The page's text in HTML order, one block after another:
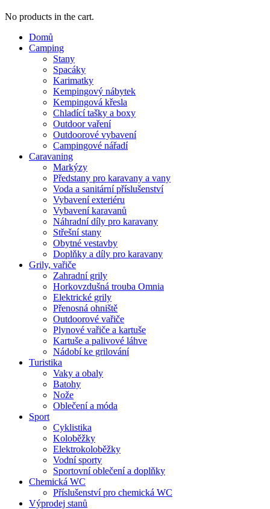
No products in the cart.
Domů
Camping
Stany
Spacáky
Karimatky
Kempingový nábytek
Kempingová křesla
Chladící tašky a boxy
Outdoor vaření
Outdoorové vybavení
Campingové nářadí
Caravaning
Markýzy
Předstany pro karavany a vany
Voda a sanitární příslušenství
Vybavení exteriéru
Vybavení karavanů
Náhradní díly pro karavany
Střešní stany
Obytné vestavby
Doplňky a díly pro karavany
Grily, vařiče
Zahradní grily
Horkovzdušná trouba Omnia
Elektrické grily
Přenosná ohniště
Outdoorové vařiče
Plynové vařiče a kartuše
Kartuše a palivové láhve
Nádobí ke grilování
Turistika
Vaky a obaly
Batohy
Nože
Oblečení a móda
Sport
Cyklistika
Koloběžky
Elektrokoloběžky
Vodní sporty
Sportovní oblečení a doplňky
Chemická WC
Příslušenství pro chemická WC
Výprodej stanů